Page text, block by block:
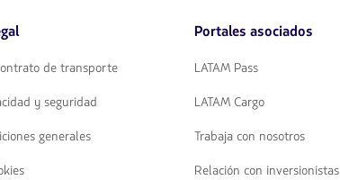
de transporte
y seguridad
generales
Portales asociados
LATAM Pass
LATAM Cargo
Trabaja con nosotros
Relación con inversionistas